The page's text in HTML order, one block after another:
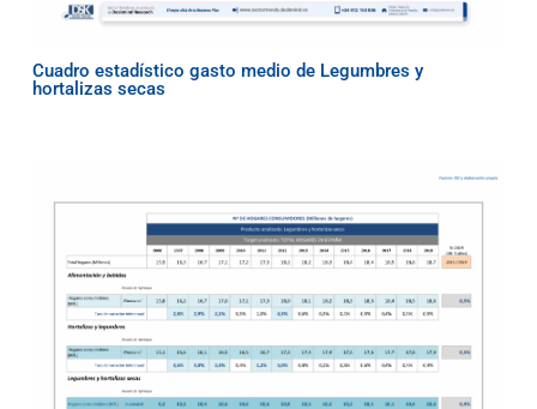
Cuadro estadístico gasto medio de Legumbres y
hortalizas secas